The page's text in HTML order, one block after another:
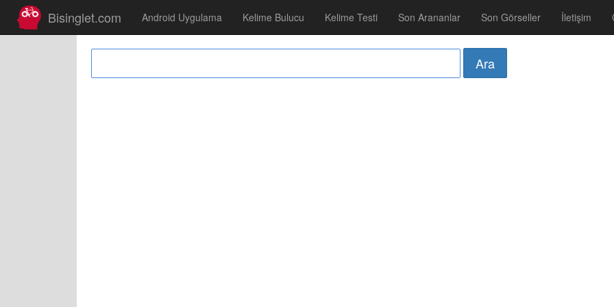
Bisinglet.com Android Uygulama Kelime Bulucu Kelime Testi Son Arananlar Son Görseller İletişim